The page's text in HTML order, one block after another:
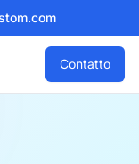
Contatto